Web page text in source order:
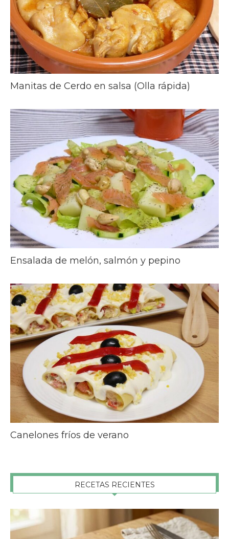
Manitas de Cerdo en salsa (Olla rápida)
Ensalada de melón, salmón y pepino
Canelones fríos de verano
RECETAS RECIENTES